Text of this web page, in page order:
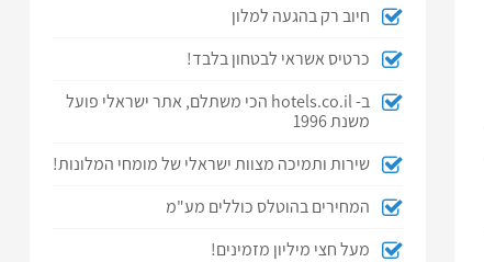
חיוב רק בהגעה למלון
כרטיס אשראי לבטחון בלבד!
ב- hotels.co.il הכי משתלם, אתר ישראלי פועל
משנת 1996
שירות ותמיכה מצוות ישראלי של מומחי המלונות!
המחירים בהוטלס כוללים מע"מ
מעל חצי מיליון מזמינים!